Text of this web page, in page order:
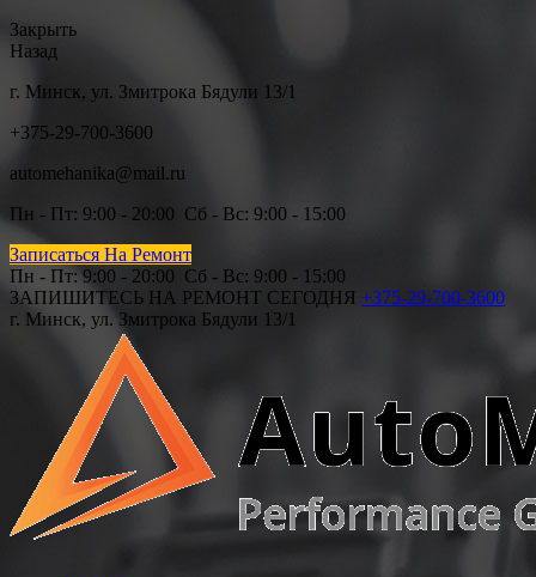
Закрыть
Назад
г. Минск, ул. Змитрока Бядули 13/1
+375-29-700-3600
automehanika@mail.ru
Пн - Пт: 9:00 - 20:00 Сб - Вс: 9:00 - 15:00
Записаться На Ремонт
Пн - Пт: 9:00 - 20:00 Сб - Вс: 9:00 - 15:00
ЗАПИШИТЕСЬ НА РЕМОНТ СЕГОДНЯ +375-29-700-3600
г. Минск, ул. Змитрока Бядули 13/1